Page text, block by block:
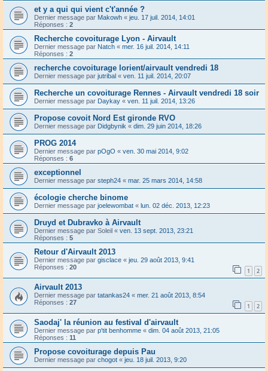
et y a qui qui vient c't'année ?
Dernier message par Makowh « jeu. 17 juil. 2014, 14:01
Réponses : 2
Recherche covoiturage Lyon - Airvault
Dernier message par Natch « mer. 16 juil. 2014, 14:11
Réponses : 2
recherche covoiturage lorient/airvault vendredi 18
Dernier message par jutribal « ven. 11 juil. 2014, 20:07
Recherche un covoiturage Rennes - Airvault vendredi 18 soir
Dernier message par Daykay « ven. 11 juil. 2014, 13:26
Propose covoit Nord Est gironde RVO
Dernier message par Didgbynik « dim. 29 juin 2014, 18:26
PROG 2014
Dernier message par pOgO « ven. 30 mai 2014, 9:02
Réponses : 6
exceptionnel
Dernier message par steph24 « mar. 25 mars 2014, 14:58
écologie cherche binome
Dernier message par joelewombat « lun. 02 déc. 2013, 12:23
Druyd et Dubravko à Airvault
Dernier message par Soleil « ven. 13 sept. 2013, 23:21
Réponses : 5
Retour d'Airvault 2013
Dernier message par gisclace « jeu. 29 août 2013, 9:41
Réponses : 20 1 2
Airvault 2013
Dernier message par tatankas24 « mer. 21 août 2013, 8:54
Réponses : 27 1 2
Saodaj' la réunion au festival d'airvault
Dernier message par p'tit benhomme « dim. 04 août 2013, 21:05
Réponses : 11
Propose covoiturage depuis Pau
Dernier message par chogot « jeu. 18 juil. 2013, 9:20